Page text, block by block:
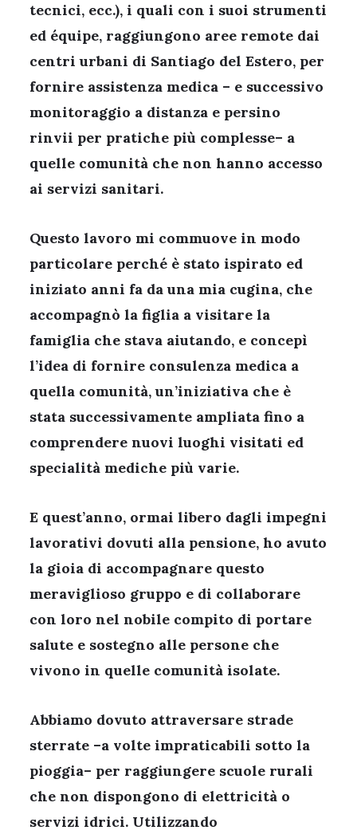
tecnici, ecc.), i quali con i suoi strumenti
ed équipe, raggiungono aree remote dai
centri urbani di Santiago del Estero, per
fornire assistenza medica – e successivo
monitoraggio a distanza e persino
rinvii per pratiche più complesse– a
quelle comunità che non hanno accesso
ai servizi sanitari.
Questo lavoro mi commuove in modo
particolare perché è stato ispirato ed
iniziato anni fa da una mia cugina, che
accompagnò la figlia a visitare la
famiglia che stava aiutando, e concepì
l’idea di fornire consulenza medica a
quella comunità, un’iniziativa che è
stata successivamente ampliata fino a
comprendere nuovi luoghi visitati ed
specialità mediche più varie.
E quest’anno, ormai libero dagli impegni
lavorativi dovuti alla pensione, ho avuto
la gioia di accompagnare questo
meraviglioso gruppo e di collaborare
con loro nel nobile compito di portare
salute e sostegno alle persone che
vivono in quelle comunità isolate.
Abbiamo dovuto attraversare strade
sterrate –a volte impraticabili sotto la
pioggia– per raggiungere scuole rurali
che non dispongono di elettricità o
servizi idrici. Utilizzando